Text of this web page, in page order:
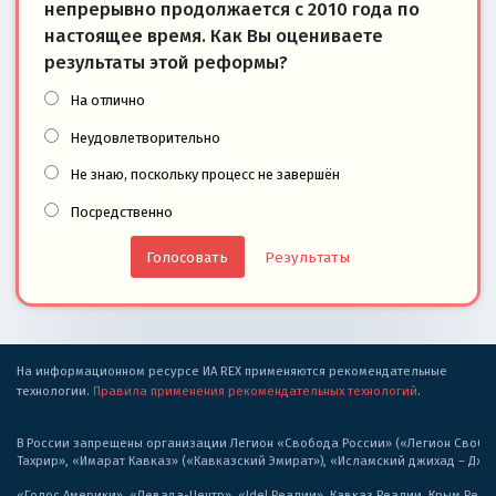
непрерывно продолжается с 2010 года по
настоящее время. Как Вы оцениваете
результаты этой реформы?
На отлично
Неудовлетворительно
Не знаю, поскольку процесс не завершён
Посредственно
Результаты
На информационном ресурсе ИА REX применяются рекомендательные
технологии. Правила применения рекомендательных технологий.
В России запрещены организации Легион «Свобода России» («Легион
Тахрир», «Имарат Кавказ» («Кавказский Эмират»), «Исламский джихад –